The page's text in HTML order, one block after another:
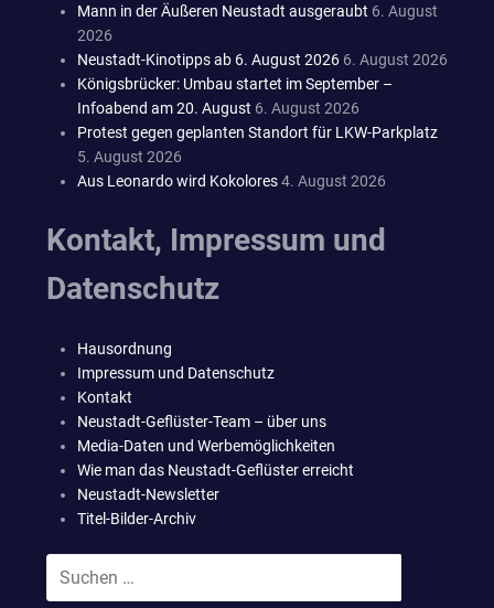
Mann in der Äußeren Neustadt ausgeraubt 6. August
2026
Neustadt-Kinotipps ab 6. August 2026 6. August 2026
Königsbrücker: Umbau startet im September –
Infoabend am 20. August 6. August 2026
Protest gegen geplanten Standort für LKW-Parkplatz
5. August 2026
Aus Leonardo wird Kokolores4. August 2026
Kontakt, Impressum und
Datenschutz
Hausordnung
Impressum und Datenschutz
Kontakt
Neustadt-Geflüster-Team – über uns
Media-Daten und Werbemöglichkeiten
Wie man das Neustadt-Geflüster erreicht
Neustadt-Newsletter
Titel-Bilder-Archiv